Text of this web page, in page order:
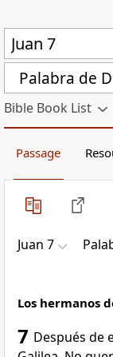
Palabra de
Bible Book List
Passage
Juan 7
Los hermanos
7 Después de